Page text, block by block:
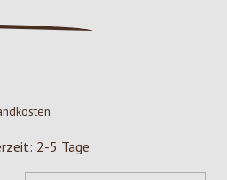
2-5 Tage